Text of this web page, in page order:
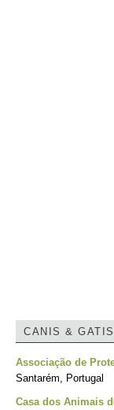
CANIS & GATIS
Associação de
Santarém, Portugal
Casa dos Animais